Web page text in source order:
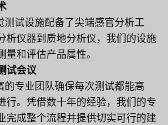
测试设施配备了尖端感官分析工
析仪器到质地分析仪，我们的设施
量和评估产品属性。
试会议
的专业团队确保每次测试都能高
行。凭借数十年的经验，我们的专
完成整个流程并提供切实可行的建